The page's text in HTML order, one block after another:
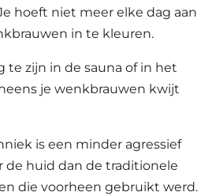
hoeft niet meer elke dag aan
in te kleuren.
te zijn in de sauna of in het
je wenkbrauwen kwijt
is een minder agressief
de huid dan de traditionele
die voorheen gebruikt werd.